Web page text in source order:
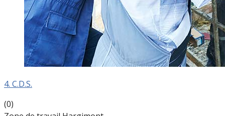
4. C.D.S.
(0)